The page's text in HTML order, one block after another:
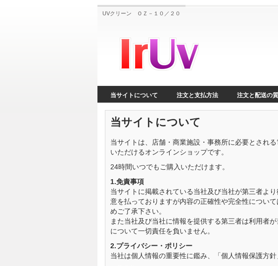
UVクリーン ＯＺ－１０／２０
当サイトについて 注文と支払方法 注文と配送の
当サイトについて
当サイトは、店舗・商業施設・事務所に必要とされ
いただけるオンラインショップです。
24時間いつでもご購入いただけます。
1.免責事項
当サイトに掲載されている当社及び当社が第三者よ
意を払っておりますが内容の正確性や完全性につい
めご了承下さい。
また当社及び当社に情報を提供する第三者は利用者
について一切責任を負いません。
2.プライバシー・ポリシー
当社は個人情報の重要性に鑑み、「個人情報保護方針